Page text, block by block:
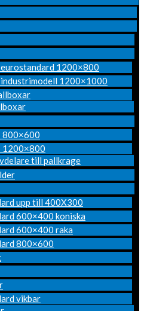
1200×800
1200×1000
800×600
1200×800
till pallkrage
upp till 400X300
600×400 koniska
600×400 raka
800×600
vikbar